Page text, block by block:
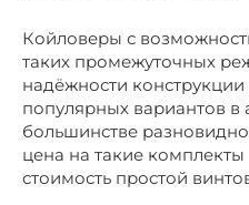
Койловеры с
таких промежуточных
надёжности
популярных вариантов в
большинстве
цена на такие
стоимость простой